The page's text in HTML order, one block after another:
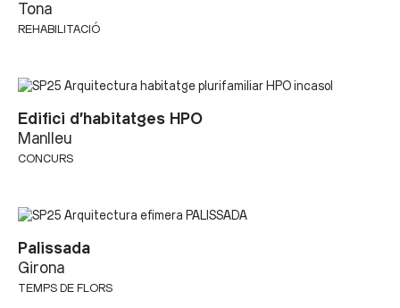
Tona
REHABILITACIÓ
Edifici d’habitatges HPO
Manlleu
CONCURS
Palissada
Girona
TEMPS DE FLORS